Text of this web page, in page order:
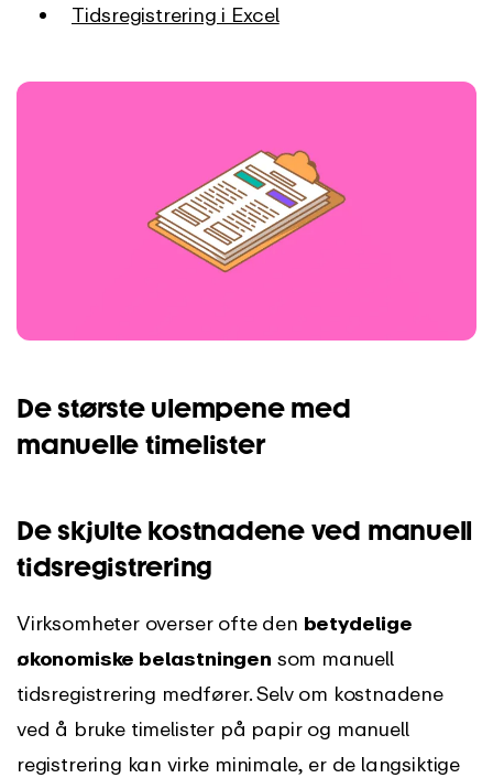
Tidsregistrering i Excel
De største ulempene med
manuelle timelister
De skjulte kostnadene ved manuell
tidsregistrering
Virksomheter overser ofte den betydelige
økonomiske belastningen som manuell
tidsregistrering medfører. Selv om kostnadene
ved å bruke timelister på papir og manuell
registrering kan virke minimale, er de langsiktige